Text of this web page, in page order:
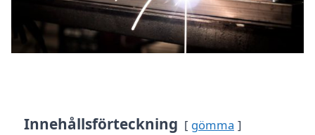
Innehållsförteckning gömma